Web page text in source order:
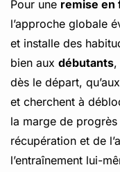
Pour une remise en
l’approche globale
et installe des
bien aux débutants,
dès le départ, qu’aux
et cherchent à
la marge de
récupération et de
l’entraînement lui-